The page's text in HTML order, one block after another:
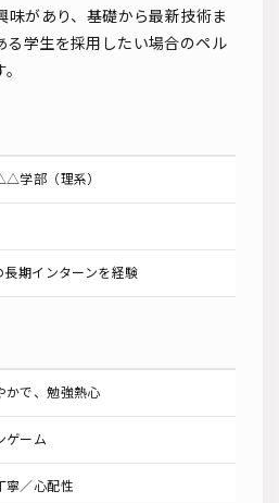
があり、基礎から最新技術ま
る学生を採用したい場合のペル
部（理系）
長期インターンを経験
かで、勉強熱心
ゲーム
寧／心配性